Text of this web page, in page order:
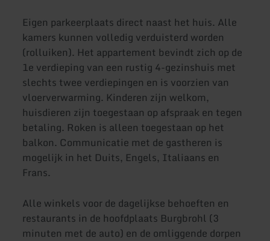
Eigen parkeerplaats direct naast het huis. Alle
kamers kunnen volledig verduisterd worden
(rolluiken). Het appartement bevindt zich op de
1e verdieping van een rustig 4-gezinshuis met
slechts twee verdiepingen en is voorzien van
vloerverwarming. Kinderen zijn welkom,
huisdieren zijn toegestaan op afspraak en tegen
betaling. Roken is alleen toegestaan op het
balkon. Communicatie met de gastheren is
mogelijk in het Duits, Engels, Italiaans en
Frans.
Alle winkels voor de dagelijkse behoeften en
restaurants in de hoofdplaats Burgbrohl (3
minuten met de auto) en de omliggende dorpen